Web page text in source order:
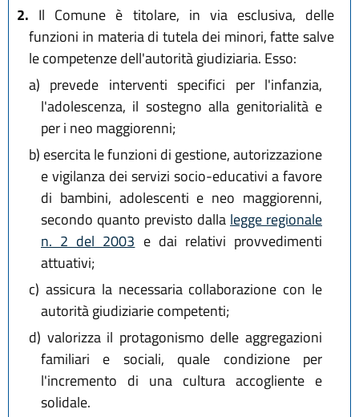
2. Il Comune è titolare, in via esclusiva, delle
funzioni in materia di tutela dei minori, fatte salve
le competenze dell'autorità giudiziaria. Esso:
a) prevede interventi specifici per l'infanzia,
l'adolescenza, il sostegno alla genitorialità e
per i neo maggiorenni;
b) esercita le funzioni di gestione, autorizzazione
e vigilanza dei servizi socio-educativi a favore
di bambini, adolescenti e neo maggiorenni,
secondo quanto previsto dalla legge regionale
n. 2 del 2003 e dai relativi provvedimenti
attuativi;
c) assicura la necessaria collaborazione con le
autorità giudiziarie competenti;
d) valorizza il protagonismo delle aggregazioni
familiari e sociali, quale condizione per
l'incremento di una cultura accogliente e
solidale.